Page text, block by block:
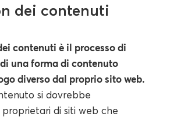
dei contenuti
contenuti è il processo di
una forma di contenuto
diverso dal proprio sito web.
si dovrebbe
proprietari di siti web che